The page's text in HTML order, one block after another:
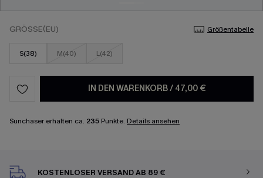
GRÖSSE(EU) Größentabelle
S(38) M(40) L(42)
IN DEN WARENKORB/ 47,00 €
Sunchaser erhalten ca. 235 Punkte. Details ansehen
KOSTENLOSER VERSAND AB 89 €